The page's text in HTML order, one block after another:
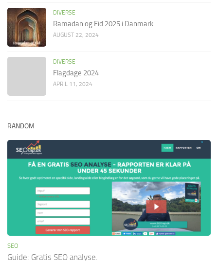
DIVERSE
Ramadan og Eid 2025 i Danmark
AUGUST 22, 2024
DIVERSE
Flagdage 2024
APRIL 11, 2024
RANDOM
SEO
Guide: Gratis SEO analyse.